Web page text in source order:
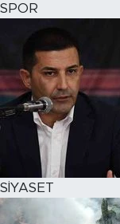
SPOR
SİYASET